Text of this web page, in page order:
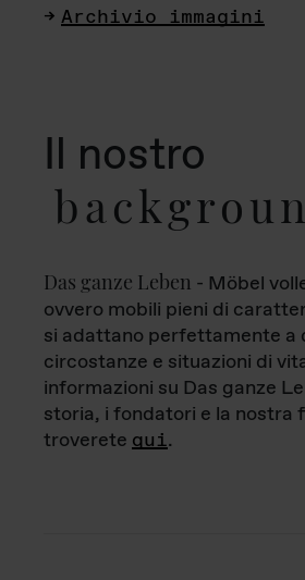
Archivio immagini
Il nostro
Das ganze Leben - Möbel
ovvero mobili pieni di
si adattano perfettamente a
circostanze e situazioni di
informazioni su Das ganze
storia, i fondatori e la nostra
troverete qui.